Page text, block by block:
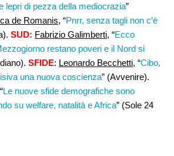
lepri di pezza della mediocrazia”
de Romanis, “Pnrr, senza tagli non c’è
SUD: Fabrizio Galimberti, “Ecco
restano poveri e il Nord si
SFIDE: Leonardo Becchetti, “Cibo,
una nuova coscienza” (Avvenire).
“Le nuove sfide demografiche sono
su welfare, natalità e Africa” (Sole 24